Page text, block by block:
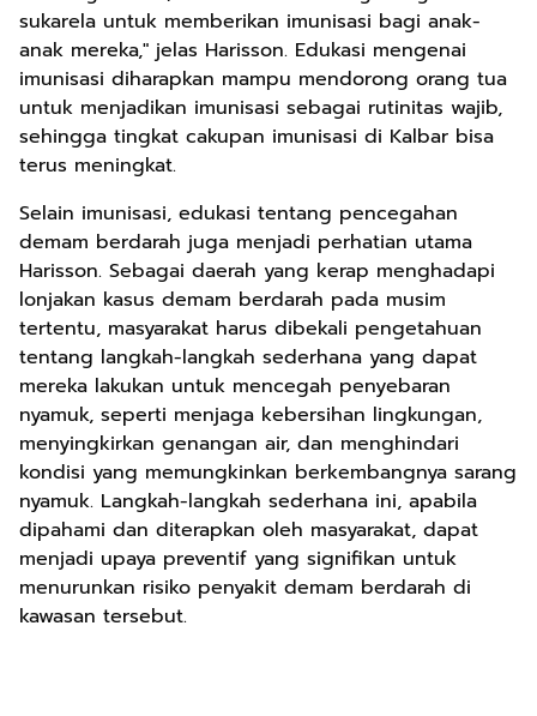
sukarela untuk memberikan imunisasi bagi anak-
anak mereka," jelas Harisson. Edukasi mengenai
imunisasi diharapkan mampu mendorong orang tua
untuk menjadikan imunisasi sebagai rutinitas wajib,
sehingga tingkat cakupan imunisasi di Kalbar bisa
terus meningkat.
Selain imunisasi, edukasi tentang pencegahan
demam berdarah juga menjadi perhatian utama
Harisson. Sebagai daerah yang kerap menghadapi
lonjakan kasus demam berdarah pada musim
tertentu, masyarakat harus dibekali pengetahuan
tentang langkah-langkah sederhana yang dapat
mereka lakukan untuk mencegah penyebaran
nyamuk, seperti menjaga kebersihan lingkungan,
menyingkirkan genangan air, dan menghindari
kondisi yang memungkinkan berkembangnya sarang
nyamuk. Langkah-langkah sederhana ini, apabila
dipahami dan diterapkan oleh masyarakat, dapat
menjadi upaya preventif yang signifikan untuk
menurunkan risiko penyakit demam berdarah di
kawasan tersebut.